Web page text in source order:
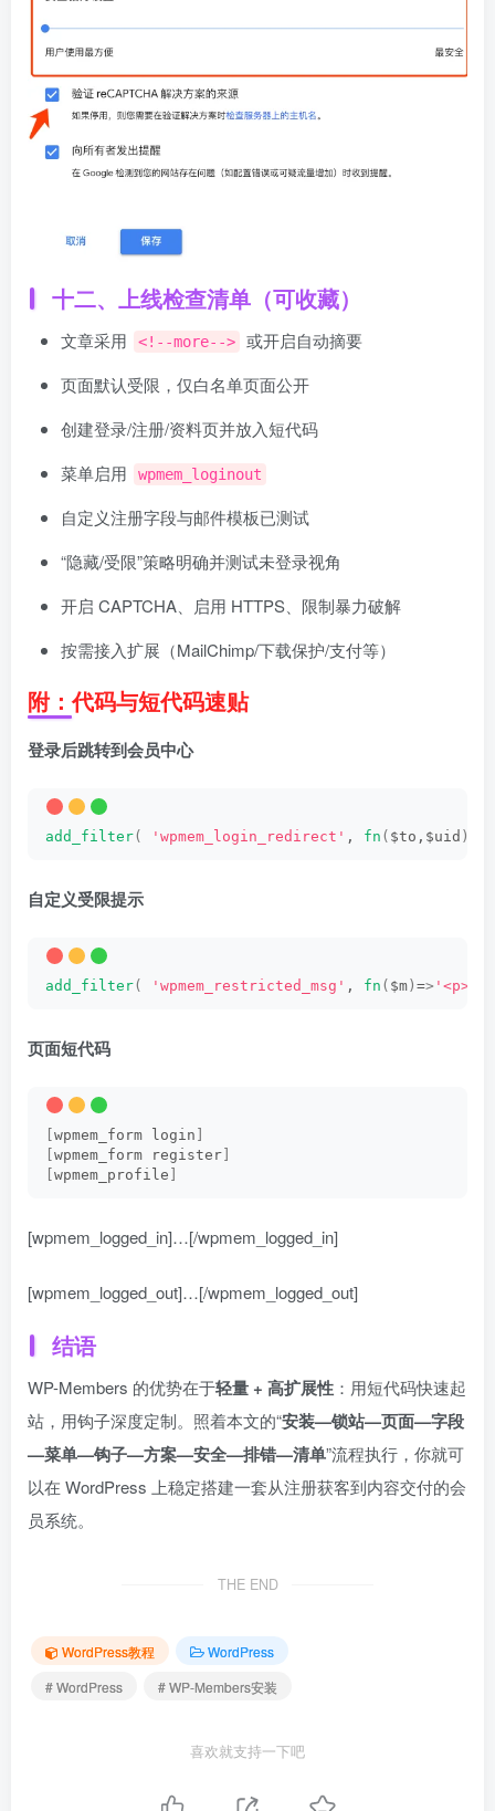
十二、上线检查清单（可收藏）
文章采用 <!--more-->
或开启自动摘要
页面默认受限，仅白名单页面公开
创建登录/注册/资料页并放入短代码
菜单启用
wpmem_loginout
自定义注册字段与邮件模板已测试
“隐藏/受限”策略明确并测试未登录视角
开启 CAPTCHA、启用 HTTPS、限制暴力破解
按需接入扩展（MailChimp/下载保护/支付等）
附：代码与短代码速贴
登录后跳转到会员中心
add_filter( 'wpmem_login_redirect' , fn ( $to,$uid )
自定义受限提示
add_filter( 'wpmem_restricted_msg' , fn ( $m ) => '<p>此
页面短代码
wpmem_form login
wpmem_form register
wpmem_profile
[wpmem_logged_in]…[/wpmem_logged_in]
[wpmem_logged_out]…[/wpmem_logged_out]
结语
WP-Members 的优势在于轻量 + 高扩展性 ：用短代码快速起
站，用钩子深度定制。照着本文的“安装—锁站—页面—字段
—菜单—钩子—方案—安全—排错—清单”流程执行，你就可
以在 WordPress 上稳定搭建一套从注册获客到内容交付的会
员系统。
THE END
WordPress教程
WordPress
# WordPress
# WP-Members安装
喜欢就支持一下吧